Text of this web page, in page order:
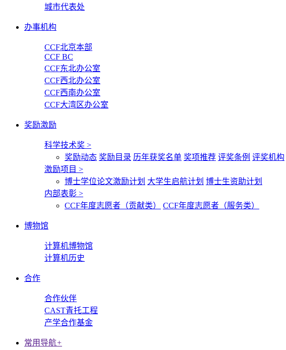
城市代表处
办事机构
CCF北京本部
CCF BC
CCF东北办公室
CCF西北办公室
CCF西南办公室
CCF大湾区办公室
奖励激励
科学技术奖 >
奖励动态 奖励目录 历年获奖名单 奖项推荐 评奖条例 评奖机构
激励项目 >
博士学位论文激励计划 大学生启航计划 博士生资助计划
内部表彰 >
CCF年度志愿者（贡献类）
CCF年度志愿者（服务类）
博物馆
计算机博物馆
计算机历史
合作
合作伙伴
CAST青托工程
产学合作基金
常用导航+